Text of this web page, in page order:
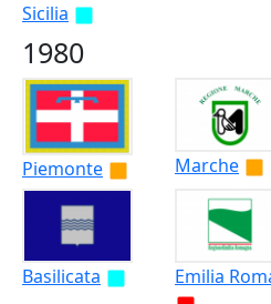
Sicilia
1980
Piemonte Marche
Basilicata Emilia